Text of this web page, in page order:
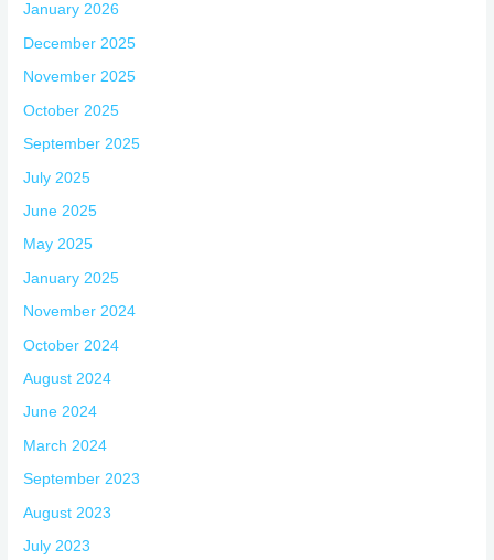
January 2026
December 2025
November 2025
October 2025
September 2025
July 2025
June 2025
May 2025
January 2025
November 2024
October 2024
August 2024
June 2024
March 2024
September 2023
August 2023
July 2023